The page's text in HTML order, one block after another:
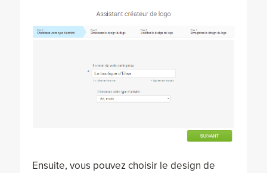
Ensuite, vous pouvez choisir le design de